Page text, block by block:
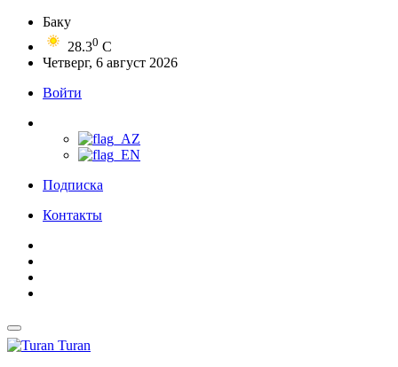
Баку
28.30 C
Четверг, 6 август 2026
Войти
Подписка
Контакты
Turan